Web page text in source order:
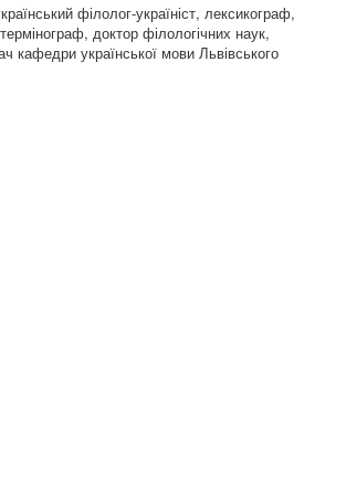
філолог-україніст, лексикограф,
доктор філологічних наук,
кафедри української мови Львівського